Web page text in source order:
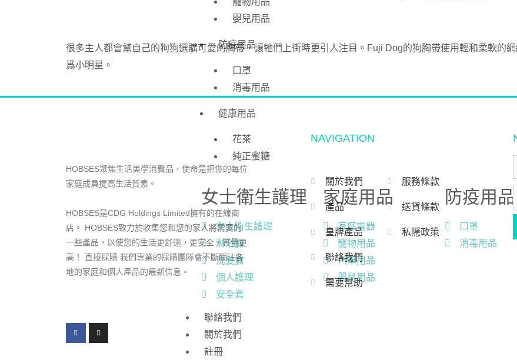
嬰兒用品
防疫用品
口罩
消毒用品
健康用品
花茶
純正蜜糖
女士衛生護理
女士衛生護理
淋浴露
洗髪露
個人護理
安全套
家庭用品
家庭電器
竉物用品
汽車用品
嬰兒用品
防疫用品
口罩
消毒用品
聯絡我們
關於我們
註冊
很多主人都會幫自己的狗狗選購可愛的胸帶，讓牠們上街時更引人注目。Fuji Dog的狗胸帶使用輕和柔軟的
爲小明星。
HOBSES聚焦生活美學消費品，使命是把你的每位
家庭成員提高生活質素。
HOBSES是CDG Holdings Limited擁有的在線商
店。 HOBSES致力於收集您和您的家人將需要的
一些產品，以使您的生活更舒適，更安全，質量更
高！ 直接採購 我們專業的採購團隊會不斷關注各
地的家庭和個人產品的最新信息。
NAVIGATION
關於我們
產品
皇牌產品
聯絡我們
需要幫助
服務條款
送貨條款
私隠政策